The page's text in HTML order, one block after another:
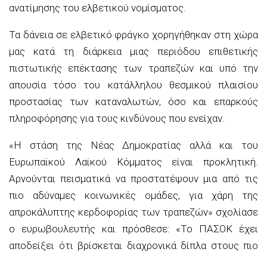
ανατίμησης του ελβετικού νομίσματος.
Τα δάνεια σε ελβετικό φράγκο χορηγήθηκαν στη χώρα
μας κατά τη διάρκεια μιας περιόδου επιθετικής
πιστωτικής επέκτασης των τραπεζών και υπό την
απουσία τόσο του κατάλληλου θεσμικού πλαισίου
προστασίας των καταναλωτών, όσο και επαρκούς
πληροφόρησης για τους κινδύνους που ενείχαν.
«Η στάση της Νέας Δημοκρατίας αλλά και του
Ευρωπαϊκού Λαϊκού Κόμματος είναι προκλητική.
Αρνούνται πεισματικά να προστατέψουν μια από τις
πιο αδύναμες κοινωνικές ομάδες, για χάρη της
απροκάλυπτης κερδοφορίας των τραπεζών» σχολίασε
ο ευρωβουλευτής και πρόσθεσε: «Το ΠΑΣΟΚ έχει
αποδείξει ότι βρίσκεται διαχρονικά δίπλα στους πιο